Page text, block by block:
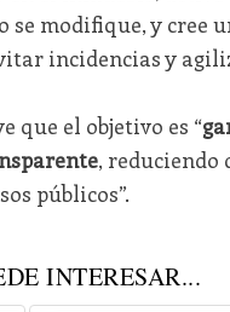
modifique, y cree
incidencias y
que el objetivo es “
, reduciendo
públicos”.
INTERESAR...